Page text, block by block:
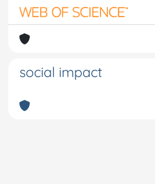
social impact